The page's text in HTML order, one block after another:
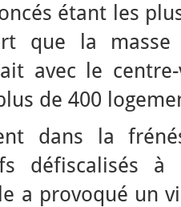
étant les
que la
avec le
de 400
dans la
défiscalisés
a provoqué un